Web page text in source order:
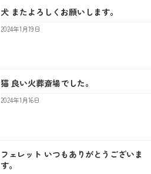
犬 またよろしくお願いします。
2024年1月19日
猫 良い火葬斎場でした。
2024年1月16日
フェレット いつもありがとうございま
す。